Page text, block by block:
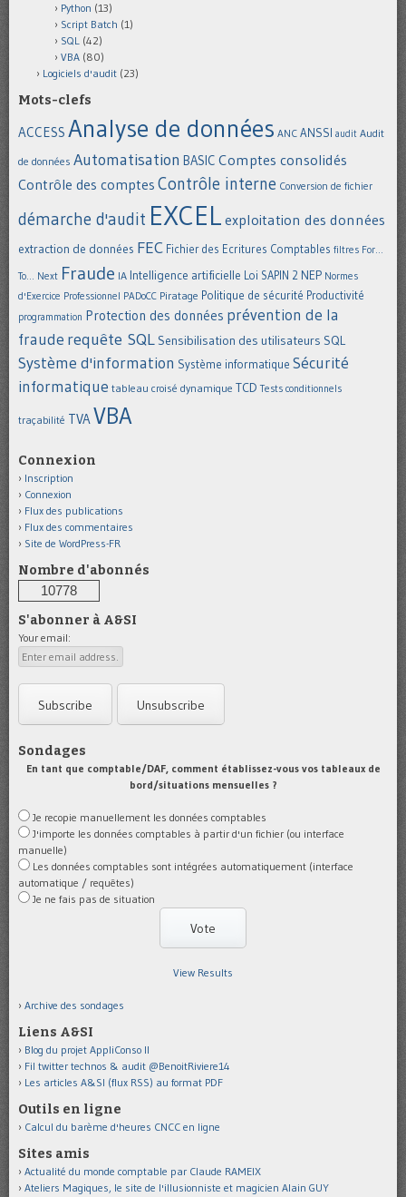
Python (13)
Script Batch (1)
SQL (42)
VBA (80)
Logiciels d'audit (23)
Mots-clefs
ACCESS Analyse de données ANC ANSSI audit Audit
de données Automatisation BASIC Comptes consolidés
Contrôle des comptes Contrôle interne Conversion de fichier
démarche d'audit EXCEL exploitation des données
extraction de données FEC Fichier des Ecritures Comptables filtres For...
To... Next Fraude IA Intelligence artificielle Loi SAPIN 2 NEP Normes
d'Exercice Professionnel PADoCC Piratage Politique de sécurité Productivité
programmation Protection des données prévention de la
fraude requête SQL Sensibilisation des utilisateurs SQL
Système d'information Système informatique Sécurité
informatique tableau croisé dynamique TCD Tests conditionnels
traçabilité TVAVBA
Connexion
Inscription
Connexion
Flux des publications
Flux des commentaires
Site de WordPress-FR
Nombre d'abonnés
10778
S'abonner à A&SI
Your email:
Sondages
En tant que comptable/DAF, comment établissez-vous vos tableaux de
bord/situations mensuelles ?
Je recopie manuellement les données comptables
J'importe les données comptables à partir d'un fichier (ou interface
manuelle)
Les données comptables sont intégrées automatiquement (interface
automatique / requêtes)
Je ne fais pas de situation
View Results
Archive des sondages
Liens A&SI
Blog du projet AppliConso II
Fil twitter technos & audit @BenoitRiviere14
Les articles A&SI (flux RSS) au format PDF
Outils en ligne
Calcul du barème d'heures CNCC en ligne
Sites amis
Actualité du monde comptable par Claude RAMEIX
Ateliers Magiques, le site de l'illusionniste et magicien Alain GUY